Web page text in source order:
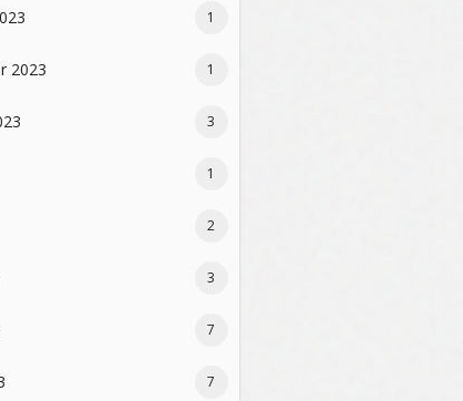
1
2023 1
3
1
2
3
7
7